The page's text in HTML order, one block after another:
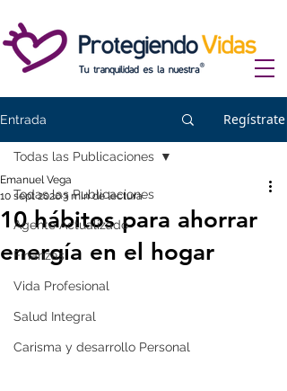
Entrada Regístrate
Todas las Publicaciones
Agente Actualizado
Finanzas
Vida Profesional
Salud Integral
Carisma y desarrollo Personal
Todas las Publicaciones
10 hábitos para ahorrar
energía en el hogar
Emanuel Vega
10 sept 20203 min de lectura